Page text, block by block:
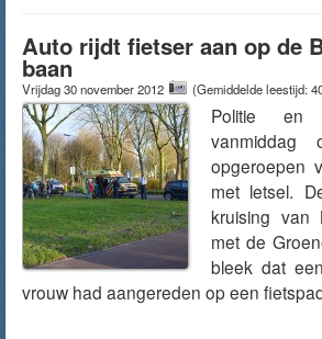
Auto rijdt fietser aan op de
baan
Vrijdag 30 november 2012 (Gemiddelde leestijd:
Politie en
vanmiddag
opgeroepen
met letsel.
kruising van
met de
bleek dat
vrouw had aangereden op een